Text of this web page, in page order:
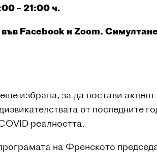
– 21:00 ч.
Facebook и Zoom.
избрана, за да постави
от последните
реалността.
на Френското